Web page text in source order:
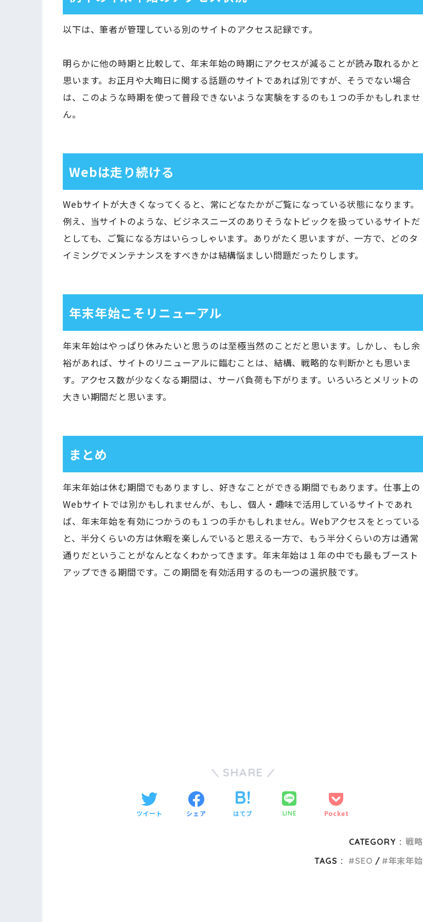
以下は、筆者が管理している別のサイトのアクセス記録です。
明らかに他の時期と比較して、年末年始の時期にアクセスが減ることが読み取れるかと
思います。お正月や大晦日に関する話題のサイトであれば別ですが、そうでない場合
は、このような時期を使って普段できないような実験をするのも１つの手かもしれませ
ん。
Webは走り続ける
Webサイトが大きくなってくると、常にどなたかがご覧になっている状態になります。
例え、当サイトのような、ビジネスニーズのありそうなトピックを扱っているサイトだ
としても、ご覧になる方はいらっしゃいます。ありがたく思いますが、一方で、どのタ
イミングでメンテナンスをすべきかは結構悩ましい問題だったりします。
年末年始こそリニューアル
年末年始はやっぱり休みたいと思うのは至極当然のことだと思います。しかし、もし余
裕があれば、サイトのリニューアルに臨むことは、結構、戦略的な判断かとも思いま
す。アクセス数が少なくなる期間は、サーバ負荷も下がります。いろいろとメリットの
大きい期間だと思います。
まとめ
年末年始は休む期間でもありますし、好きなことができる期間でもあります。仕事上の
Webサイトでは別かもしれませんが、もし、個人・趣味で活用しているサイトであれ
ば、年末年始を有効につかうのも１つの手かもしれません。Webアクセスをとっている
と、半分くらいの方は休暇を楽しんでいると思える一方で、もう半分くらいの方は通常
通りだということがなんとなくわかってきます。年末年始は１年の中でも最もブースト
アップできる期間です。この期間を有効活用するのも一つの選択肢です。
SHARE
ツイート シェア はてブ LINE Pocket
CATEGORY : 戦略
TAGS :
SEO 年末年始